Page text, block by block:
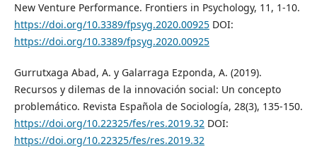
New Venture Performance. Frontiers in Psychology, 11, 1-10.
https://doi.org/10.3389/fpsyg.2020.00925DOI:
https://doi.org/10.3389/fpsyg.2020.00925
Gurrutxaga Abad, A. y Galarraga Ezponda, A. (2019).
Recursos y dilemas de la innovación social: Un concepto
problemático. Revista Española de Sociología, 28(3), 135-150.
https://doi.org/10.22325/fes/res.2019.32DOI:
https://doi.org/10.22325/fes/res.2019.32